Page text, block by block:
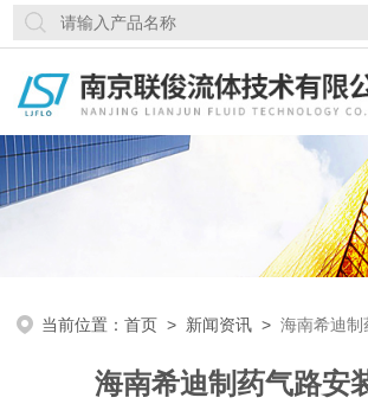
当前位置：首页 > 新闻资讯 >海南希迪制
海南希迪制药气路安